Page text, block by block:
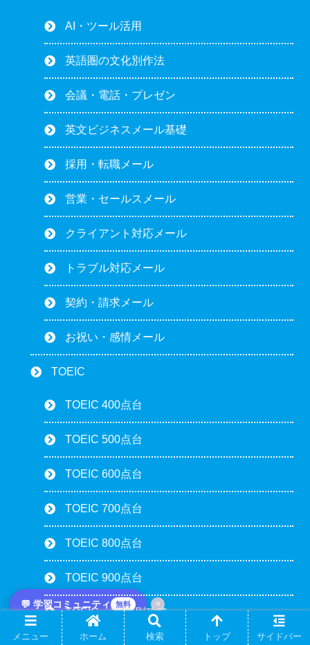
💬 学習コミュニティ 無料 ×
AI・ツール活用
英語圏の文化別作法
会議・電話・プレゼン
英文ビジネスメール基礎
採用・転職メール
営業・セールスメール
クライアント対応メール
トラブル対応メール
契約・請求メール
お祝い・感情メール
TOEIC
TOEIC 400点台
TOEIC 500点台
TOEIC 600点台
TOEIC 700点台
TOEIC 800点台
TOEIC 900点台
TOEIC パート別攻略
メニュー ホーム 検索 トップ サイドバー